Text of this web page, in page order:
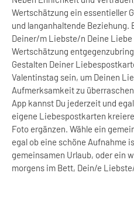
Wertschätzung ein essentieller
und langanhaltende
Deiner/m Liebste/n Deine
Wertschätzung
Gestalten Deiner
Valentinstag sein, um Deinen
Aufmerksamkeit zu
App kannst Du jederzeit und
eigene Liebespostkarten
Foto ergänzen. Wähle ein
egal ob eine schöne Aufnahme
gemeinsamen Urlaub, oder ein
morgens im Bett, Dein/e